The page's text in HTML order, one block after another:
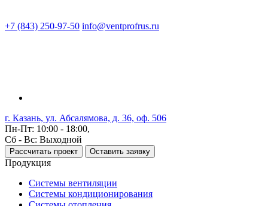
+7 (843) 250-97-50 info@ventprofrus.ru
г. Казань, ул. Абсалямова, д. 36, оф. 506
Пн-Пт: 10:00 - 18:00,
Сб - Вс: Выходной
Рассчитать проект Оставить заявку
Продукция
Системы вентиляции
Системы кондиционирования